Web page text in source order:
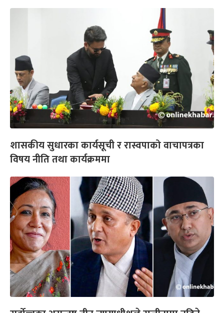
शासकीय सुधारका कार्यसूची र रास्वपाको वाचापत्रका
विषय नीति तथा कार्यक्रममा